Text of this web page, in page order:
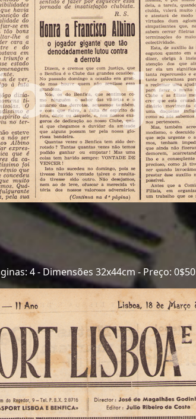
4 - Dimensões 32x44cm - Preço: 0$50